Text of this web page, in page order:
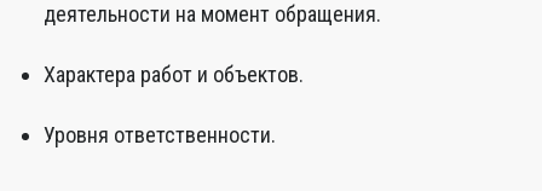
деятельности на момент обращения.
Характера работ и объектов.
Уровня ответственности.